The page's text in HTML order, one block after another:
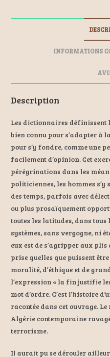
b n
r
l es
t
INFORMATIONS
Description
Les dictionnaires définissent
bien connu pour s’adapter à
pour s’y fondre, comme une
facilement d’opinion. Cet
pérégrinations dans les
politiciennes, les hommes
des temps, parfois avec
ou plus prosaïquement
toutes les latitudes, dans tous
systèmes, sans vergogne, ni
eux est de s’agripper aux
prise quelles que puissent
moralité, d’éthique et de
l’expression « la fin justifie
mot d’ordre. C’est l’histoire
racontée dans cet ouvrage.
Algérie contemporaine
terrorisme.
Il aurait pu se dérouler